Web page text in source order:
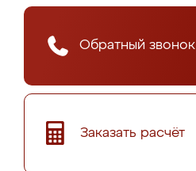
Обратный звонок
Заказать расчёт